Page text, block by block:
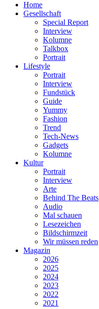
Home
Gesellschaft
Special Report
Interview
Kolumne
Talkbox
Portrait
Lifestyle
Portrait
Interview
Fundstück
Guide
Yummy
Fashion
Trend
Tech-News
Gadgets
Kolumne
Kultur
Portrait
Interview
Arte
Behind The Beats
Audio
Mal schauen
Lesezeichen
Bildschirmzeit
Wir müssen reden
Magazin
2026
2025
2024
2023
2022
2021